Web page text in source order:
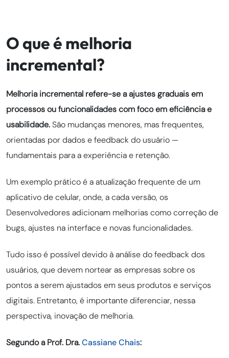
O que é melhoria
incremental?
Melhoria incremental refere-se a ajustes graduais em
processos ou funcionalidades com foco em eficiência e
usabilidade.São mudanças menores, mas frequentes,
orientadas por dados e feedback do usuário —
fundamentais para a experiência e retenção.
Um exemplo prático é a atualização frequente de um
aplicativo de celular, onde, a cada versão, os
Desenvolvedores adicionam melhorias como correção de
bugs, ajustes na interface e novas funcionalidades.
Tudo isso é possível devido à análise do feedback dos
usuários, que devem nortear as empresas sobre os
pontos a serem ajustados em seus produtos e serviços
digitais. Entretanto, é importante diferenciar, nessa
perspectiva, inovação de melhoria.
Segundo a Prof. Dra.Cassiane Chais: